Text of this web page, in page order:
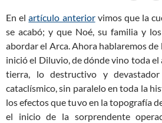
En elartículo anteriorvimos que la
se acabó; y que Noé, su familia y
abordar el Arca. Ahora hablaremos de
inició el Diluvio, de dónde vino toda
tierra, lo destructivo y
cataclísmico, sin paralelo en toda la
los efectos que tuvo en la topografía
el inicio de la sorprendente